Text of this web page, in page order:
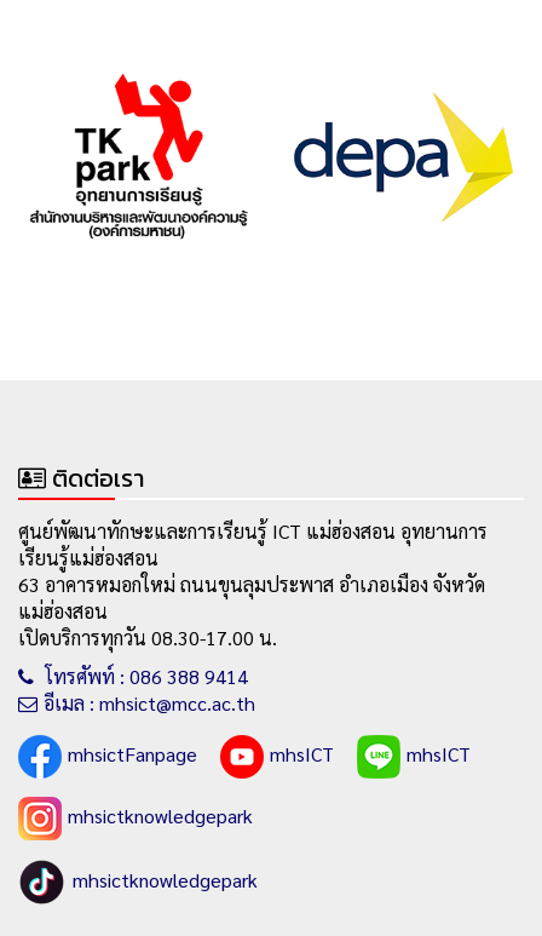
ติดต่อเรา
ศูนย์พัฒนาทักษะและการเรียนรู้ ICT แม่ฮ่องสอน อุทยานการ
เรียนรู้แม่ฮ่องสอน
63 อาคารหมอกใหม่ ถนนขุนลุมประพาส อำเภอเมือง จังหวัด
แม่ฮ่องสอน
เปิดบริการทุกวัน 08.30-17.00 น.
โทรศัพท์ : 086 388 9414
อีเมล : mhsict@mcc.ac.th
mhsictFanpage
mhsICT mhsICT
mhsictknowledgepark
mhsictknowledgepark